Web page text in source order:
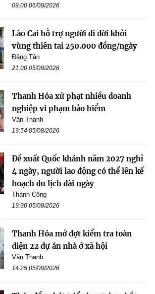
09:00 06/08/2026
Lào Cai hỗ trợ người di dời khỏi
vùng thiên tai 250.000 đồng/ngày
Đăng Tân
21:00 05/08/2026
Thanh Hóa xử phạt nhiều doanh
nghiệp vi phạm bảo hiểm
Văn Thanh
19:54 05/08/2026
Đề xuất Quốc khánh năm 2027 nghỉ
4 ngày, người lao động có thể lên kế
hoạch du lịch dài ngày
Thành Công
19:30 05/08/2026
Thanh Hóa mở đợt kiểm tra toàn
diện 22 dự án nhà ở xã hội
Văn Thanh
14:25 05/08/2026